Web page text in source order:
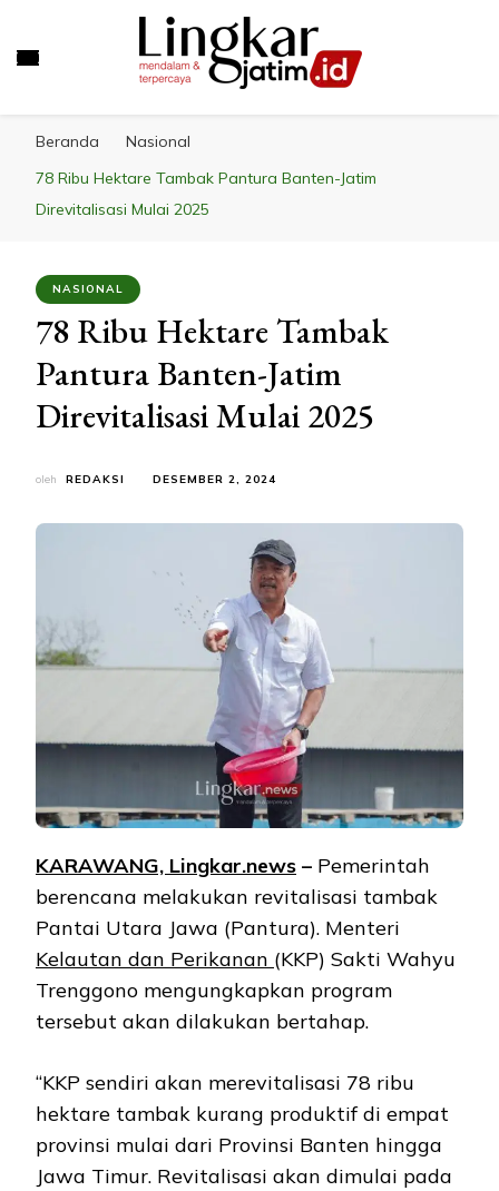
Beranda
Nasional
78 Ribu Hektare Tambak Pantura Banten-Jatim
Direvitalisasi Mulai 2025
NASIONAL
78 Ribu Hektare Tambak
Pantura Banten-Jatim
Direvitalisasi Mulai 2025
oleh REDAKSI DESEMBER 2, 2024
KARAWANG, Lingkar.news – Pemerintah
berencana melakukan revitalisasi tambak
Pantai Utara Jawa (Pantura). Menteri
Kelautan dan Perikanan (KKP) Sakti Wahyu
Trenggono mengungkapkan program
tersebut akan dilakukan bertahap.
“KKP sendiri akan merevitalisasi 78 ribu
hektare tambak kurang produktif di empat
provinsi mulai dari Provinsi Banten hingga
Jawa Timur. Revitalisasi akan dimulai pada